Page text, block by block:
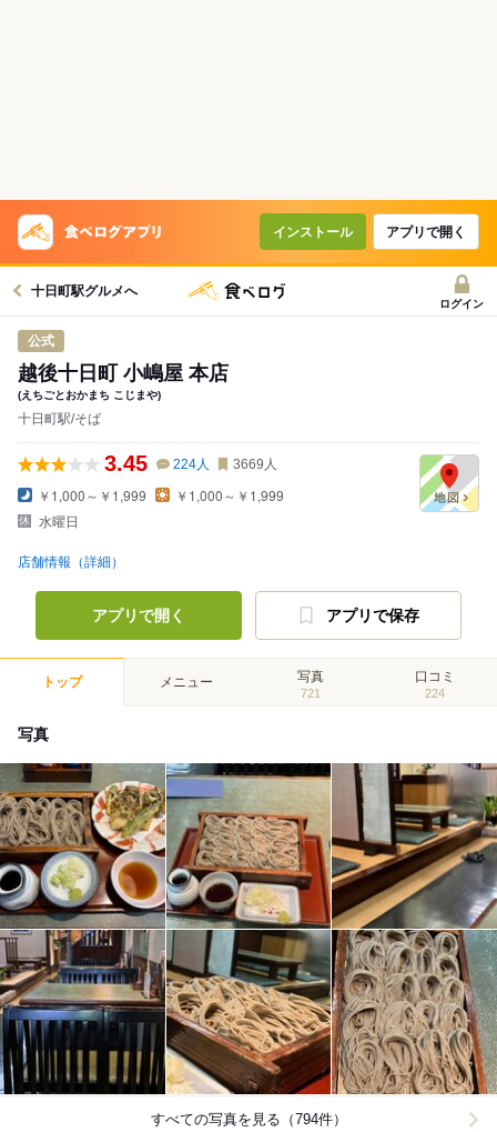
インストール アプリで開く
十日町駅グルメへ
ログイン
公式
越後十日町 小嶋屋 本店
(えちごとおかまち こじまや)
十日町駅/そば
3.45 224人 3669 人
￥1,000～￥1,999
￥1,000～￥1,999
水曜日
店舗情報（詳細）
アプリで開く アプリで保存
トップ メニュー 写真
721
口コミ
224
写真
すべての写真を見る（794件）